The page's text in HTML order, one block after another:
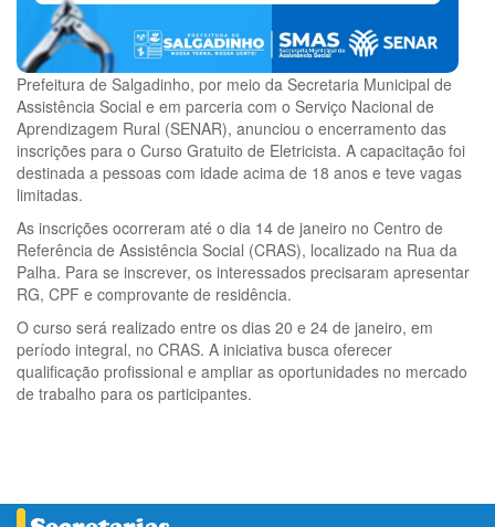
Prefeitura de Salgadinho, por meio da Secretaria Municipal de
Assistência Social e em parceria com o Serviço Nacional de
Aprendizagem Rural (SENAR), anunciou o encerramento das
inscrições para o Curso Gratuito de Eletricista. A capacitação foi
destinada a pessoas com idade acima de 18 anos e teve vagas
limitadas.
As inscrições ocorreram até o dia 14 de janeiro no Centro de
Referência de Assistência Social (CRAS), localizado na Rua da
Palha. Para se inscrever, os interessados precisaram apresentar
RG, CPF e comprovante de residência.
O curso será realizado entre os dias 20 e 24 de janeiro, em
período integral, no CRAS. A iniciativa busca oferecer
qualificação profissional e ampliar as oportunidades no mercado
de trabalho para os participantes.